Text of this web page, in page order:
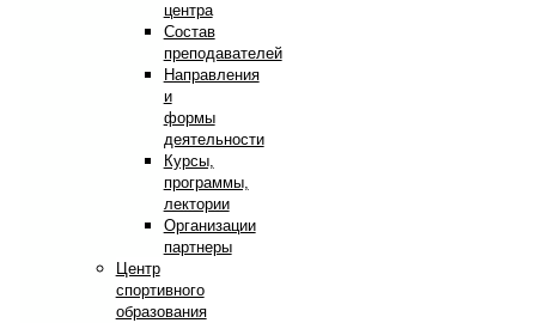
центра
Состав
преподавателей
Направления
и
формы
деятельности
Курсы,
программы,
лектории
Организации
партнеры
Центр
спортивного
образования